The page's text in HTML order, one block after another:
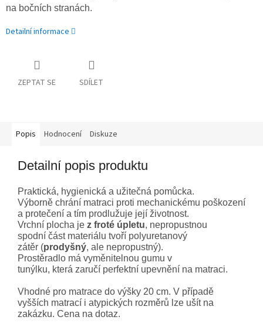
na bočních stranách.
Detailní informace
ZEPTAT SE SDÍLET
Popis Hodnocení Diskuze
Detailní popis produktu
Praktická, hygienická a užitečná pomůcka.
Výborně chrání matraci proti mechanickému poškození
a protečení a tím prodlužuje její životnost.
Vrchní plocha je z froté úpletu, nepropustnou
spodní část materiálu tvoří polyuretanový
zátěr (prodyšný, ale nepropustný).
Prostěradlo má vyměnitelnou gumu v
tunýlku, která zaručí perfektní upevnění na matraci.
Vhodné pro matrace do výšky 20 cm. V případě
vyšších matrací i atypických rozměrů lze ušít na
zakázku. Cena na dotaz.